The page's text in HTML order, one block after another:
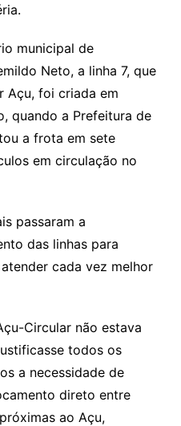
municipal de
Neto, a linha 7, que
Açu, foi criada em
quando a Prefeitura de
a frota em sete
em circulação no
passaram a
das linhas para
cada vez melhor
Circular não estava
todos os
a necessidade de
direto entre
ao Açu,